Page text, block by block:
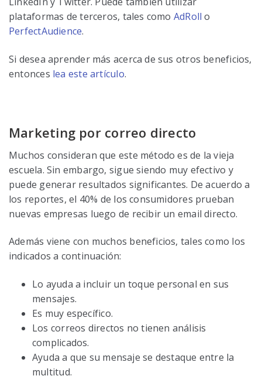
plataformas de terceros, tales como AdRoll o
PerfectAudience.
Si desea aprender más acerca de sus otros beneficios,
entonces lea este artículo.
Marketing por correo directo
Muchos consideran que este método es de la vieja
escuela. Sin embargo, sigue siendo muy efectivo y
puede generar resultados significantes. De acuerdo a
los reportes, el 40% de los consumidores prueban
nuevas empresas luego de recibir un email directo.
Además viene con muchos beneficios, tales como los
indicados a continuación:
Lo ayuda a incluir un toque personal en sus
mensajes.
Es muy específico.
Los correos directos no tienen análisis
complicados.
Ayuda a que su mensaje se destaque entre la
multitud.